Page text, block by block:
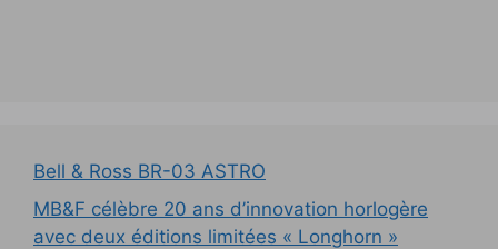
Bell & Ross BR-03 ASTRO
MB&F célèbre 20 ans d’innovation horlogère
avec deux éditions limitées « Longhorn »